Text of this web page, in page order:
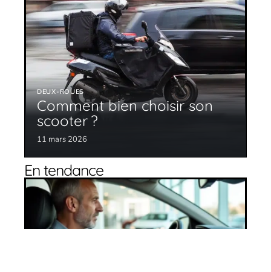
DEUX-ROUES
Comment bien choisir son
scooter ?
11 mars 2026
En tendance